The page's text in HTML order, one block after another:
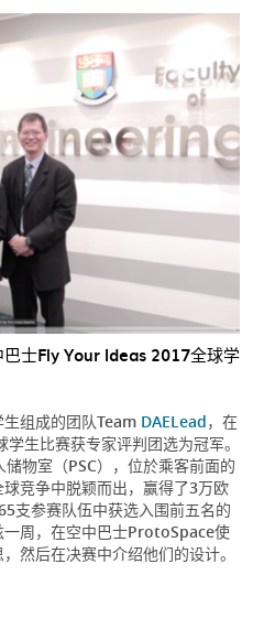
士Fly Your Ideas 2017全球学
生组成的团队Team DAELead，在
学生比赛获专家评判团选为冠军。
物室（PSC），位於乘客前面的
竞争中脱颖而出，赢得了3万欧
支参赛队伍中获选入围前五名的
周，在空中巴士ProtoSpace使
然后在决赛中介绍他们的设计。